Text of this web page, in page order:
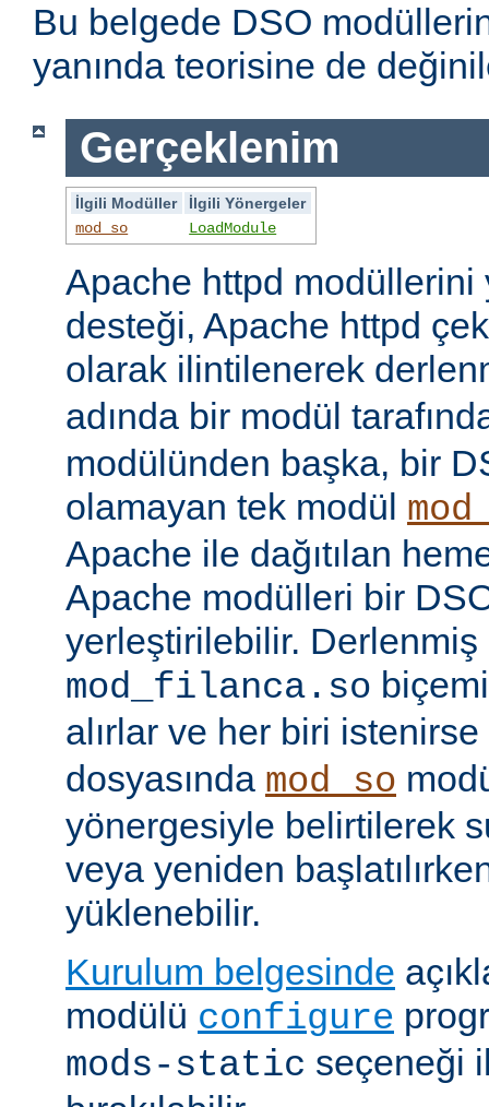
Bu belgede DSO
yanında teorisine de
Gerçeklenim
İlgili Modüller
İlgili Yönergeler
mod_so
LoadModule
Apache httpd
desteği, Apache httpd
olarak ilintilenerek
adında bir modül
modülünden başka, bir
olamayan tek modül
Apache ile dağıtılan
Apache modülleri bir
yerleştirilebilir.
mod_filanca.so
alırlar ve her biri istenirse
dosyasında mod_so
yönergesiyle belirtilerek
veya yeniden
yüklenebilir.
Kurulum belgesinde
modülü configure
mods-static seçeneği